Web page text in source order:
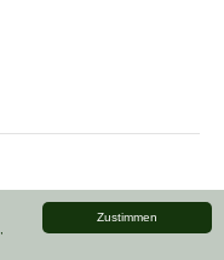
Zustimmen